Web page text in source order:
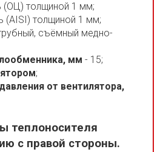
(ОЦ) толщиной 1 мм;
толщиной 1 мм;
съёмный медно-
мм - 15;
;
от вентилятора,
теплоносителя
с правой стороны.